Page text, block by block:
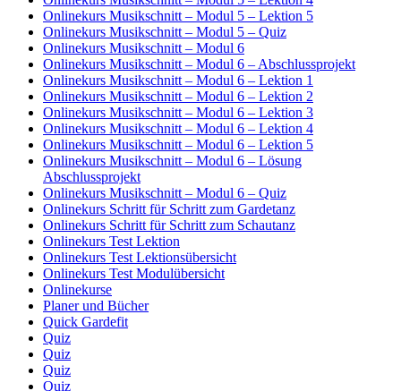
Onlinekurs Musikschnitt – Modul 5 – Lektion 5
Onlinekurs Musikschnitt – Modul 5 – Quiz
Onlinekurs Musikschnitt – Modul 6
Onlinekurs Musikschnitt – Modul 6 – Abschlussprojekt
Onlinekurs Musikschnitt – Modul 6 – Lektion 1
Onlinekurs Musikschnitt – Modul 6 – Lektion 2
Onlinekurs Musikschnitt – Modul 6 – Lektion 3
Onlinekurs Musikschnitt – Modul 6 – Lektion 4
Onlinekurs Musikschnitt – Modul 6 – Lektion 5
Onlinekurs Musikschnitt – Modul 6 – Lösung
Abschlussprojekt
Onlinekurs Musikschnitt – Modul 6 – Quiz
Onlinekurs Schritt für Schritt zum Gardetanz
Onlinekurs Schritt für Schritt zum Schautanz
Onlinekurs Test Lektion
Onlinekurs Test Lektionsübersicht
Onlinekurs Test Modulübersicht
Onlinekurse
Planer und Bücher
Quick Gardefit
Quiz
Quiz
Quiz
Quiz